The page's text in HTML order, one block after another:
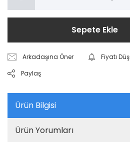
Sepete Ekle
Arkadaşına Öner
Fiyatı
Paylaş
Ürün Bilgisi
Ürün Yorumları